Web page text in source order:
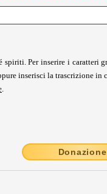
spiriti. Per inserire i caratteri
inserisci la trascrizione in
.
Donazione